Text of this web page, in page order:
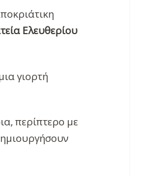
Ελευθερίου
γιορτή
περίπτερο με